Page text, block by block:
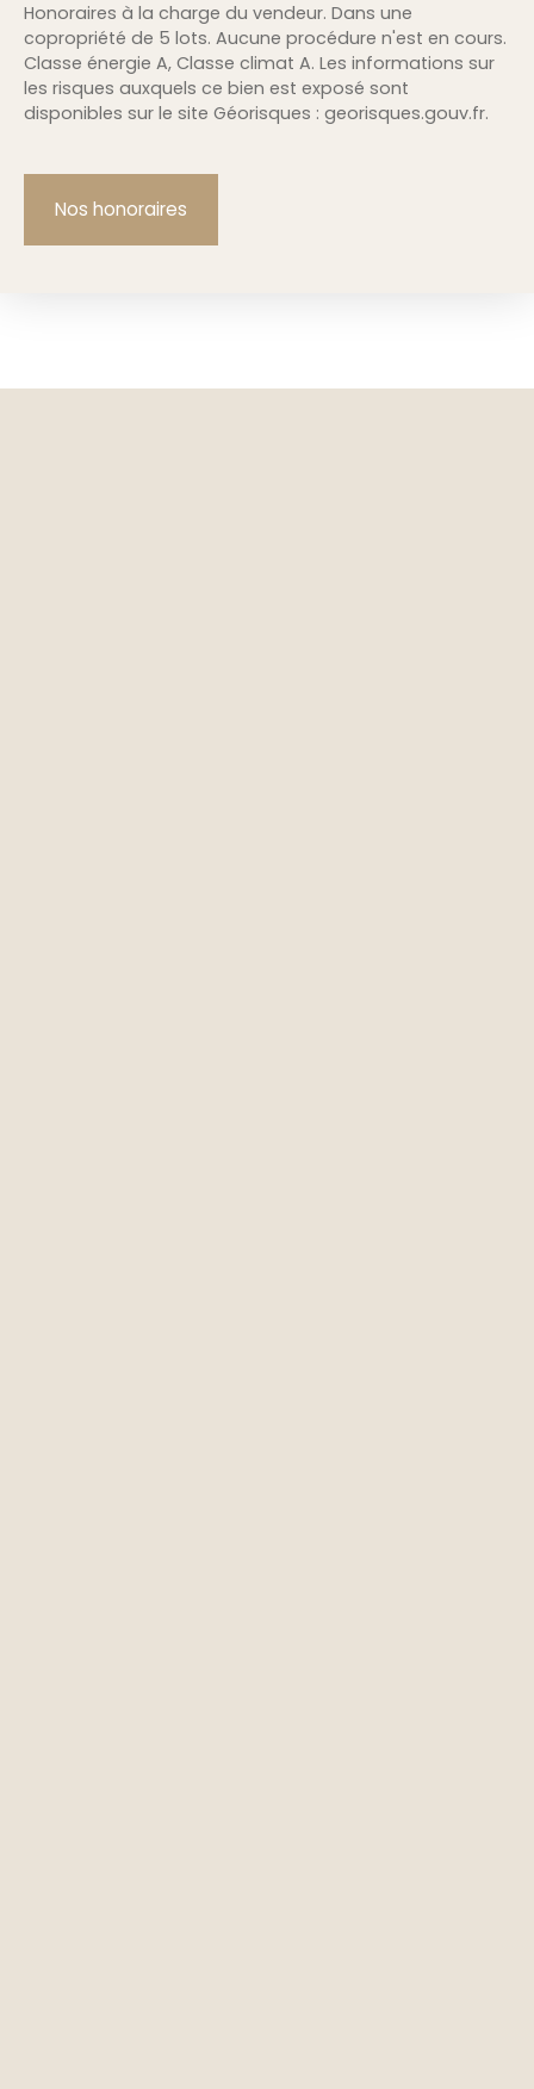
Honoraires à la charge du vendeur. Dans une
copropriété de 5 lots. Aucune procédure n'est en cours.
Classe énergie A, Classe climat A. Les informations sur
les risques auxquels ce bien est exposé sont
disponibles sur le site Géorisques : georisques.gouv.fr.
Nos honoraires